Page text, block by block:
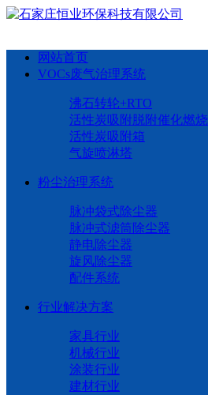
网站首页
VOCs废气治理系统
沸石转轮+RTO
活性炭吸附脱附催化燃烧
活性炭吸附箱
气旋喷淋塔
粉尘治理系统
脉冲袋式除尘器
脉冲式滤筒除尘器
静电除尘器
旋风除尘器
配件系统
行业解决方案
家具行业
机械行业
涂装行业
建材行业